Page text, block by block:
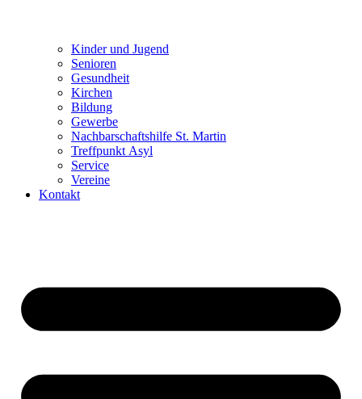
Kinder und Jugend
Senioren
Gesundheit
Kirchen
Bildung
Gewerbe
Nachbarschaftshilfe St. Martin
Treffpunkt Asyl
Service
Vereine
Kontakt